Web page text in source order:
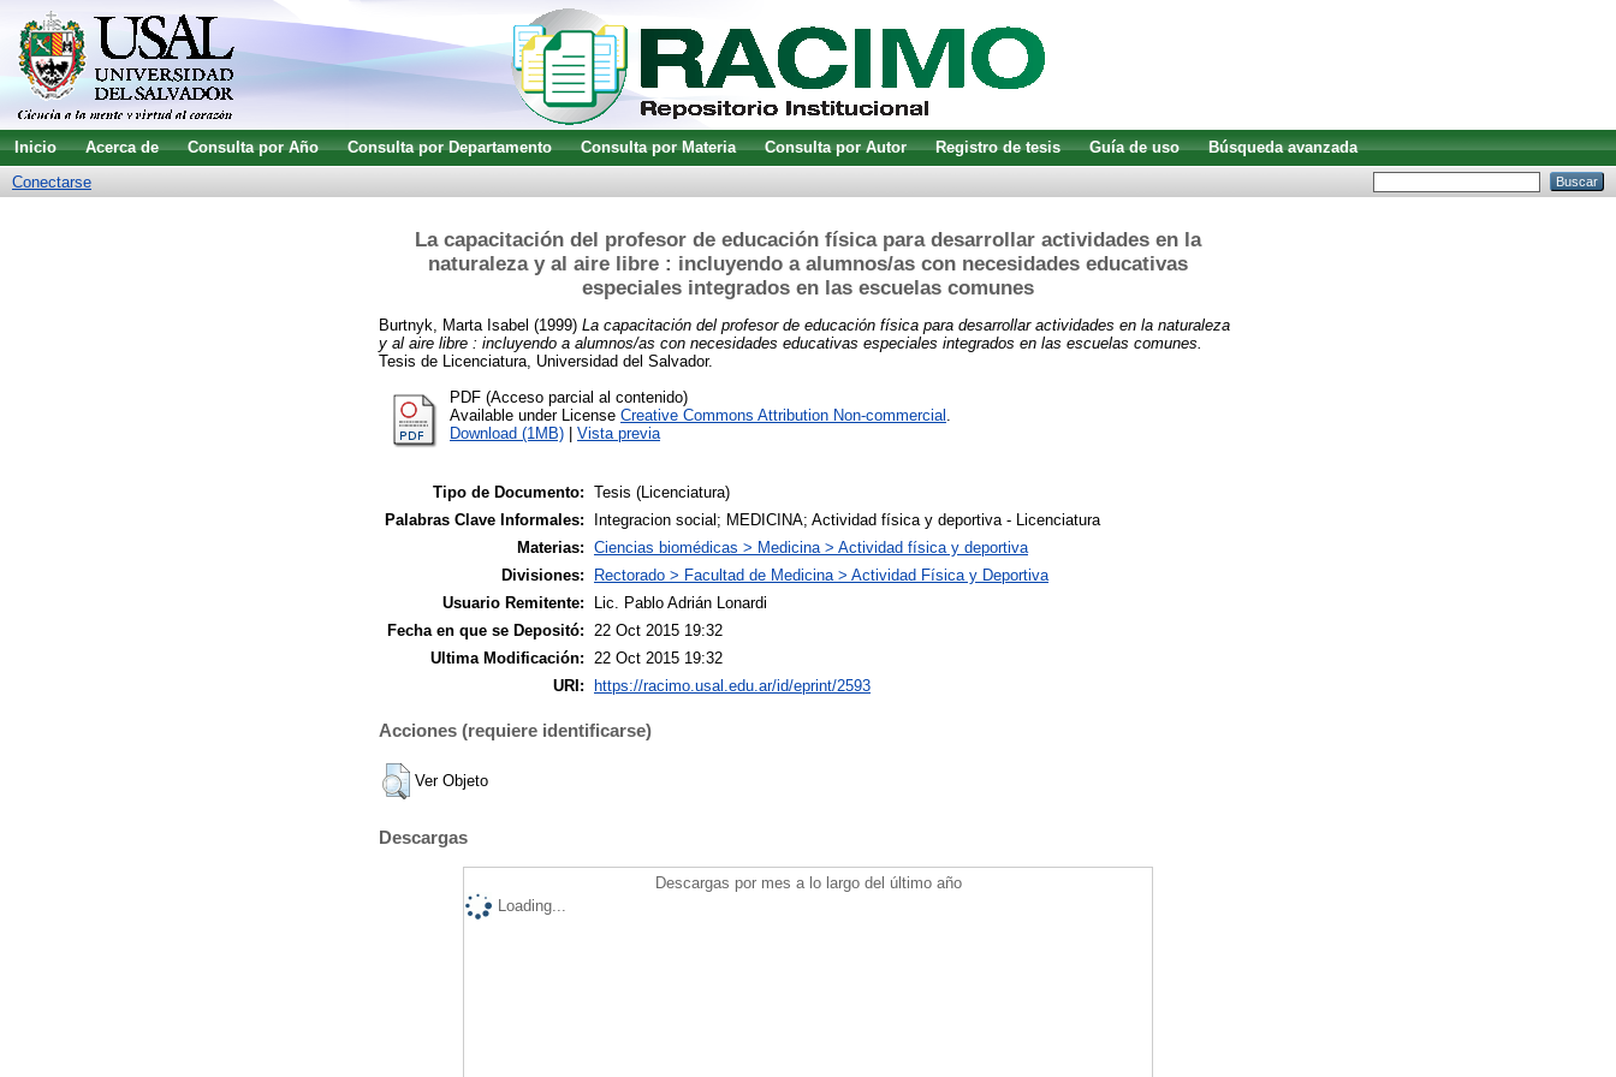
Inicio Acerca de Consulta por Año Consulta por Departamento Consulta por Materia Consulta por Autor Registro de tesis Guía de uso
Búsqueda avanzada
Conectarse
La capacitación del profesor de educación física para desarrollar actividades en la
naturaleza y al aire libre : incluyendo a alumnos/as con necesidades educativas
especiales integrados en las escuelas comunes
Burtnyk, Marta Isabel (1999) La capacitación del profesor de educación física para desarrollar actividades en la naturaleza
y al aire libre : incluyendo a alumnos/as con necesidades educativas especiales integrados en las escuelas comunes.
Tesis de Licenciatura, Universidad del Salvador.
PDF (Acceso parcial al contenido)
Available under License Creative Commons Attribution Non-commercial .
Download (1MB)
Vista previa
Tipo de Documento: Tesis (Licenciatura)
Palabras Clave Informales:
Integracion social; MEDICINA; Actividad física y deportiva - Licenciatura
Materias: Ciencias biomédicas > Medicina > Actividad física y deportiva
Divisiones:
Rectorado > Facultad de Medicina > Actividad Física y Deportiva
Usuario Remitente:
Lic. Pablo Adrián Lonardi
Fecha en que se Depositó: 22 Oct 2015 19:32
Ultima Modificación: 22 Oct 2015 19:32
URI:
https://racimo.usal.edu.ar/id/eprint/2593
Acciones (requiere identificarse)
Ver Objeto
Descargas
Descargas por mes a lo largo del último año
Loading...